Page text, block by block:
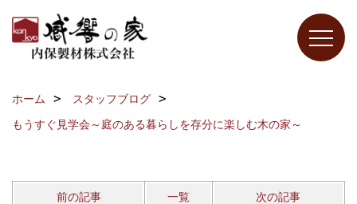
ホーム
スタッフブログ
もうすぐ見学会～庭のある暮らしを存分に楽しむ木の家～
前の記事 一覧 次の記事